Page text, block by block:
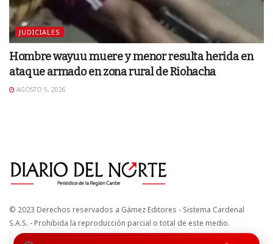
JUDICIALES
Hombre wayuu muere y menor resulta herida en
ataque armado en zona rural de Riohacha
AGOSTO 5, 2026
© 2023 Derechos reservados a Gámez Editores - Sistema Cardenal
S.A.S. - Prohibida la reproducción parcial o total de este medio.